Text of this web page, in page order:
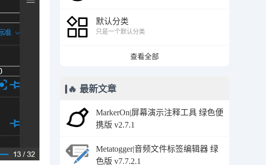
默认分类
只是一个默认分类
查看全部
🔥 最新文章
MarkerOn|屏幕演示注释工具 绿色便
携版 v2.7.1
Metatogger|音频文件标签编辑器 绿
色版 v7.7.2.1